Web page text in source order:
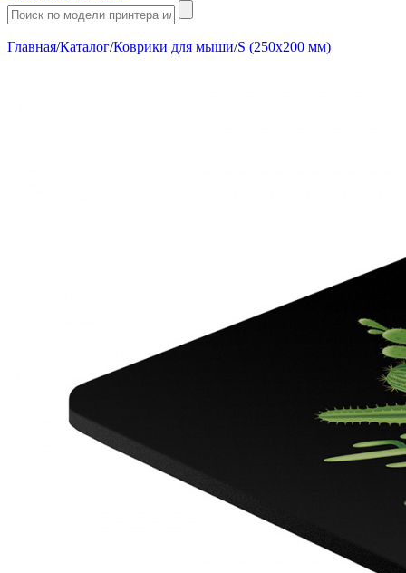
Главная/Каталог/Коврики для мыши/S (250х200 мм)